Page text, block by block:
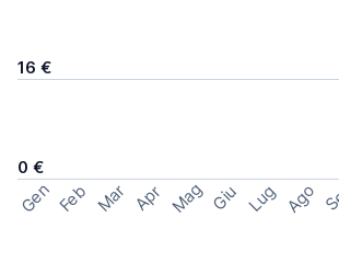
16 €
0 €
Gen Feb Mar Apr Mag Giu Lug Ago